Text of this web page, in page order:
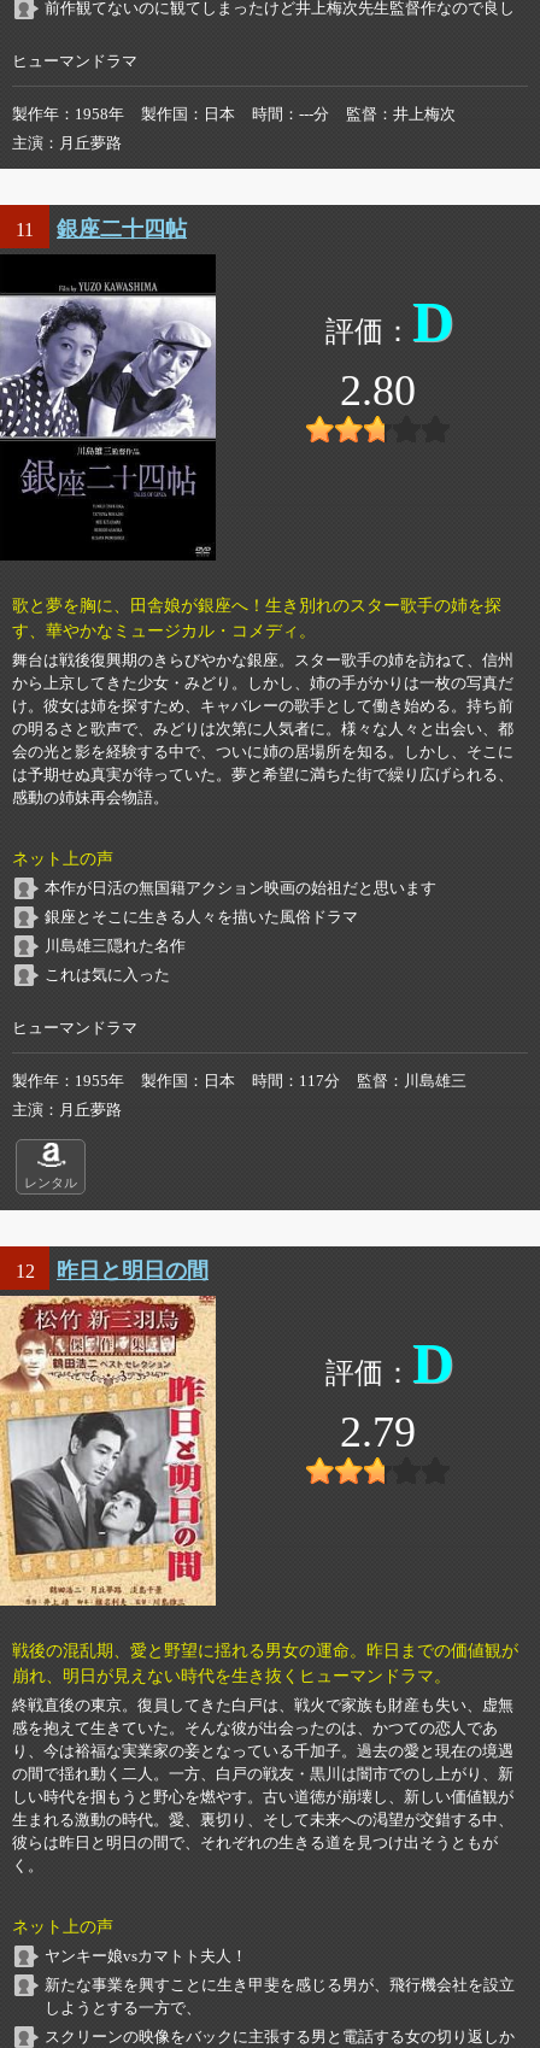
前作観てないのに観てしまったけど井上梅次先生監督作なので良し
ヒューマンドラマ
製作年 1958年 製作国 日本 時間 ---分 監督
井上梅次
主演
月丘夢路
11 銀座二十四帖
D
2.80
歌と夢を胸に、田舎娘が銀座へ！生き別れのスター歌手の姉を探
す、華やかなミュージカル・コメディ。
舞台は戦後復興期のきらびやかな銀座。スター歌手の姉を訪ねて、信州
から上京してきた少女・みどり。しかし、姉の手がかりは一枚の写真だ
け。彼女は姉を探すため、キャバレーの歌手として働き始める。持ち前
の明るさと歌声で、みどりは次第に人気者に。様々な人々と出会い、都
会の光と影を経験する中で、ついに姉の居場所を知る。しかし、そこに
は予期せぬ真実が待っていた。夢と希望に満ちた街で繰り広げられる、
感動の姉妹再会物語。
ネット上の声
本作が日活の無国籍アクション映画の始祖だと思います
銀座とそこに生きる人々を描いた風俗ドラマ
川島雄三隠れた名作
これは気に入った
ヒューマンドラマ
製作年 1955年 製作国 日本 時間 117分 監督
川島雄三
主演
月丘夢路
レンタル
12 昨日と明日の間
D
2.79
戦後の混乱期、愛と野望に揺れる男女の運命。昨日までの価値観が
崩れ、明日が見えない時代を生き抜くヒューマンドラマ。
終戦直後の東京。復員してきた白戸は、戦火で家族も財産も失い、虚無
感を抱えて生きていた。そんな彼が出会ったのは、かつての恋人であ
り、今は裕福な実業家の妾となっている千加子。過去の愛と現在の境遇
の間で揺れ動く二人。一方、白戸の戦友・黒川は闇市でのし上がり、新
しい時代を掴もうと野心を燃やす。古い道徳が崩壊し、新しい価値観が
生まれる激動の時代。愛、裏切り、そして未来への渇望が交錯する中、
彼らは昨日と明日の間で、それぞれの生きる道を見つけ出そうともが
く。
ネット上の声
ヤンキー娘vsカマトト夫人！
新たな事業を興すことに生き甲斐を感じる男が、飛行機会社を設立
しようとする一方で、
スクリーンの映像をバックに主張する男と電話する女の切り返しか